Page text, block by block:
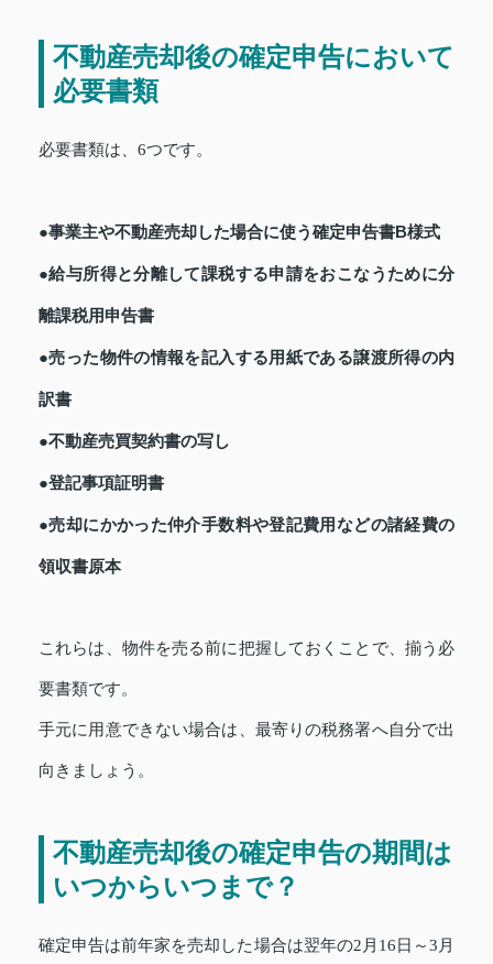
不動産売却後の確定申告において
必要書類
必要書類は、6つです。
●事業主や不動産売却した場合に使う確定申告書B様式
●給与所得と分離して課税する申請をおこなうために分
離課税用申告書
●売った物件の情報を記入する用紙である譲渡所得の内
訳書
●不動産売買契約書の写し
●登記事項証明書
●売却にかかった仲介手数料や登記費用などの諸経費の
領収書原本
これらは、物件を売る前に把握しておくことで、揃う必
要書類です。
手元に用意できない場合は、最寄りの税務署へ自分で出
向きましょう。
不動産売却後の確定申告の期間は
いつからいつまで？
確定申告は前年家を売却した場合は翌年の2月16日～3月